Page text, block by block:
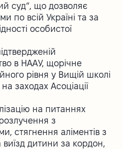
суд”, що дозволяє
по всій Україні та за
особистої
в НААУ, щорічне
рівня у Вищій школі
заходах Асоціації
на питаннях
з
стягнення аліментів з
виїзд дитини за кордон,